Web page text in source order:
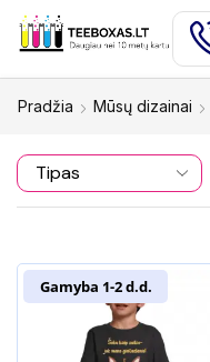
Pradžia Mūsų dizainai
Gamyba 1-2 d.d.